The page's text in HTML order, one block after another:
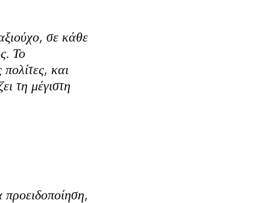
σε κάθε
Το
και
τη μέγιστη